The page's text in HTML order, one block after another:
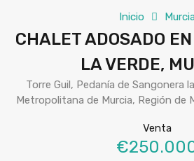
Inicio
CHALET ADOSADO
LA VERDE,
Torre Guil, Pedanía de Sangonera
Metropolitana de Murcia, Región de
Venta